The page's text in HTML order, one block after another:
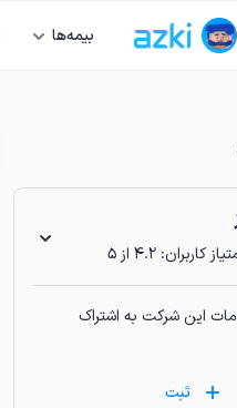
بیمه‌ها
کاربران: 4.2از ۵
این شرکت به اشتراک
ثبت